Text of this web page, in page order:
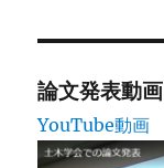
論文発表動画
YouTube動画